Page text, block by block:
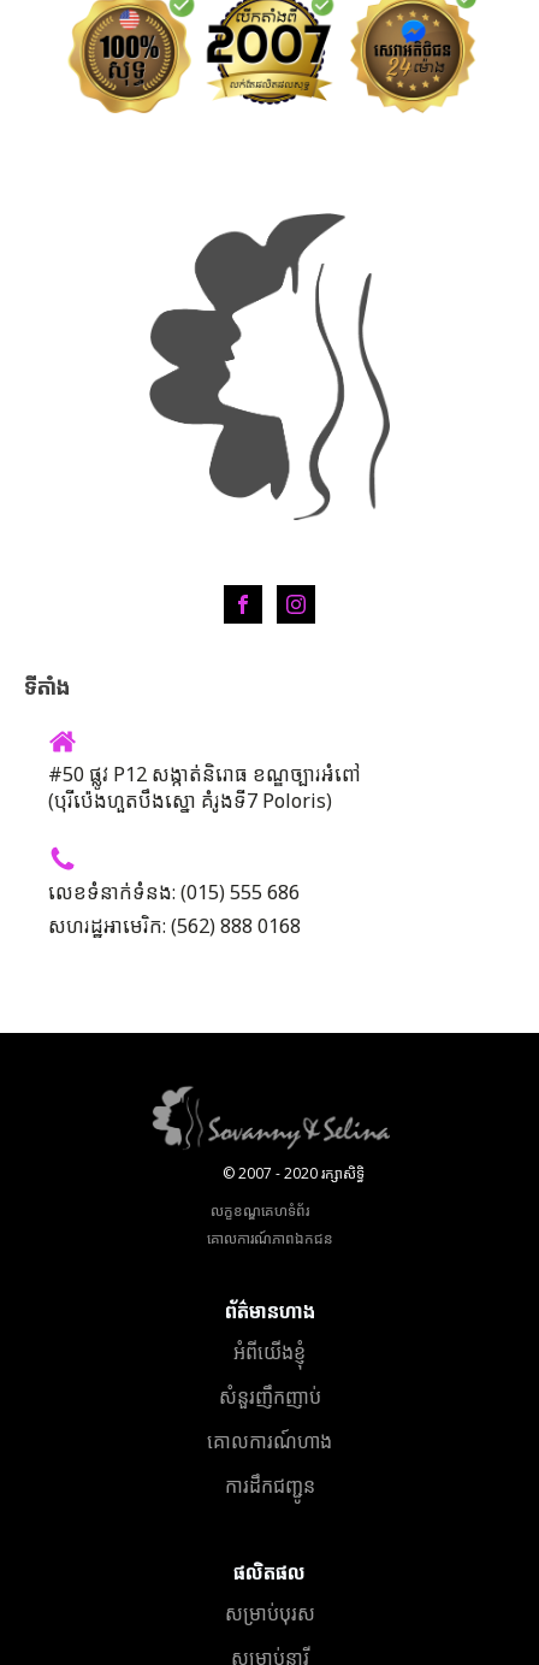
ទីតាំង
#50 ផ្លូវ P12 សង្កាត់និរោធ ខណ្ឌច្បារអំពៅ
(បុរីប៉េងហួតបឹងស្នោ គំរូងទី7 Poloris)
លេខទំនាក់ទំនង: (015) 555 686
សហរដ្ឋអាមេរិក: (562) 888 0168
© 2007 - 2020 រក្សាសិទ្ធិ
លក្ខខណ្ឌគេហទំព័រ
គោលការណ៍​ភាព​ឯកជន
ព័ត៌មានហាង
អំពីយើងខ្ញុំ
សំនួរញឹកញាប់
គោលការណ៍ហាង
ការដឹកជញ្ជូន
ផលិតផល
សម្រាប់បុរស
សម្រាប់នារី